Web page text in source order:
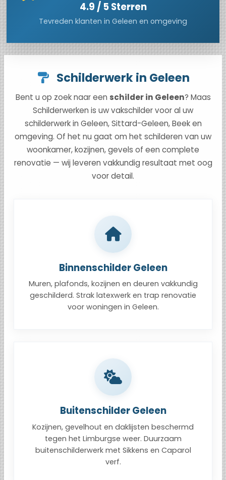
4.9 / 5 Sterren
Tevreden klanten in Geleen en omgeving
Schilderwerk in Geleen
Bent u op zoek naar een schilder in Geleen? Maas
Schilderwerken is uw vakschilder voor al uw
schilderwerk in Geleen, Sittard-Geleen, Beek en
omgeving. Of het nu gaat om het schilderen van uw
woonkamer, kozijnen, gevels of een complete
renovatie — wij leveren vakkundig resultaat met oog
voor detail.
Binnenschilder Geleen
Muren, plafonds, kozijnen en deuren vakkundig
geschilderd. Strak latexwerk en trap renovatie
voor woningen in Geleen.
Buitenschilder Geleen
Kozijnen, gevelhout en daklijsten beschermd
tegen het Limburgse weer. Duurzaam
buitenschilderwerk met Sikkens en Caparol
verf.